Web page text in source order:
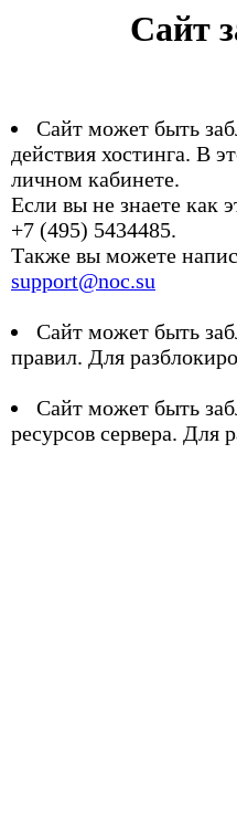
Сайт
Сайт может быть
действия хостинга. В
личном кабинете.
Если вы не знаете как
+7 (495) 5434485.
Также вы можете
support@noc.su
Сайт может быть
правил. Для
Сайт может быть
ресурсов сервера. Для